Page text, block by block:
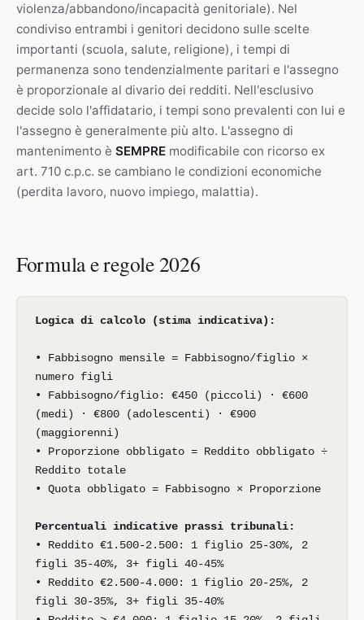
violenza/abbandono/incapacità genitoriale). Nel
condiviso entrambi i genitori decidono sulle scelte
importanti (scuola, salute, religione), i tempi di
permanenza sono tendenzialmente paritari e l'assegno
è proporzionale al divario dei redditi. Nell'esclusivo
decide solo l'affidatario, i tempi sono prevalenti con lui e
l'assegno è generalmente più alto. L'assegno di
mantenimento è SEMPRE modificabile con ricorso ex
art. 710 c.p.c. se cambiano le condizioni economiche
(perdita lavoro, nuovo impiego, malattia).
Formula e regole 2026
Logica di calcolo (stima indicativa):
• Fabbisogno mensile = Fabbisogno/figlio ×
numero figli
• Fabbisogno/figlio: €450 (piccoli) · €600
(medi) · €800 (adolescenti) · €900
(maggiorenni)
• Proporzione obbligato = Reddito obbligato ÷
Reddito totale
• Quota obbligato = Fabbisogno × Proporzione
Percentuali indicative prassi tribunali:
• Reddito €1.500-2.500: 1 figlio 25-30%, 2
figli 35-40%, 3+ figli 40-45%
• Reddito €2.500-4.000: 1 figlio 20-25%, 2
figli 30-35%, 3+ figli 35-40%